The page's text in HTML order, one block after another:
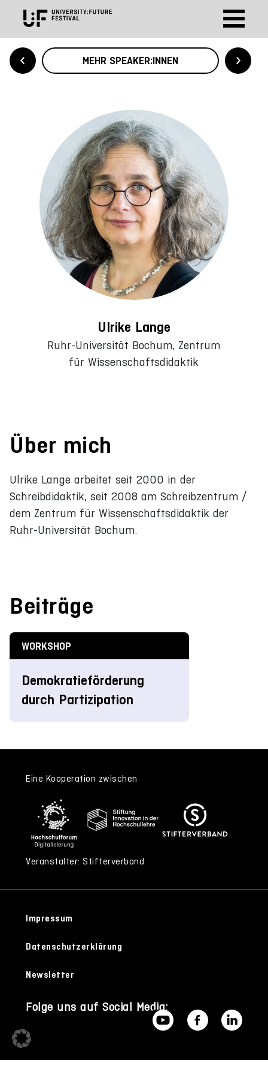
MEHR SPEAKER:INNEN
Ulrike Lange
Ruhr-Universität Bochum, Zentrum
für Wissenschaftsdidaktik
Über mich
Ulrike Lange arbeitet seit 2000 in der
Schreibdidaktik, seit 2008 am Schreibzentrum /
dem Zentrum für Wissenschaftsdidaktik der
Ruhr-Universität Bochum.
Beiträge
WORKSHOP
Demokratieförderung
durch Partizipation
Eine Kooperation zwischen
Veranstalter: Stifterverband
Impressum
Datenschutzerklärung
Newsletter
Folge uns auf Social Media: